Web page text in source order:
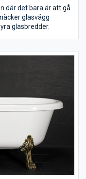
där det bara är att gå
glasvägg
glasbredder.